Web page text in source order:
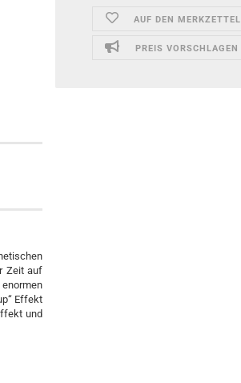
AUF DEN MERKZETTEL
PREIS VORSCHLAGEN
Zeit auf
Effekt
und